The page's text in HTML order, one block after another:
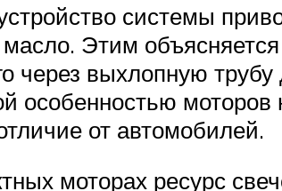
системы
масло. Этим
через выхлопную
особенностью
от автомобилей.
моторах ресурс